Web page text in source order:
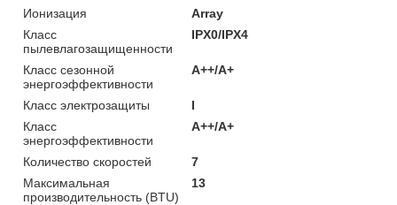
Ионизация
Array
Класс
пылевлагозащищенности
IPX0/IPX4
Класс сезонной
энергоэффективности
А++/А+
Класс электрозащиты
I
Класс
энергоэффективности
A++/A+
Количество скоростей
7
Максимальная
производительность (BTU)
13